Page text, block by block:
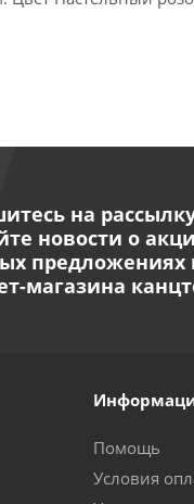
на
новости о
предложениях
магазина
Помощь
Условия